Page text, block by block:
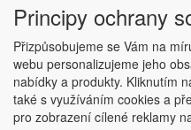
Copyright ©
Principy ochrany
Přizpůsobujeme se Vám na
webu personalizujeme jeho
nabídky a produkty. Kliknutím
také s využíváním cookies a
pro zobrazení cílené reklamy